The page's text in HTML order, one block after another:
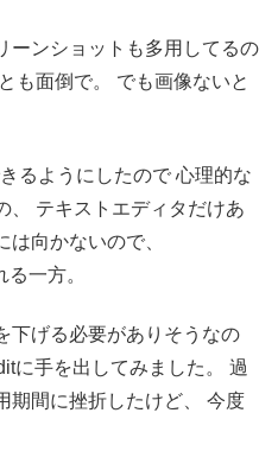
ーンショットも多用してるの
も面倒で。
でも画像ないと
るようにしたので 心理的な
テキストエディタだけあ
は向かないので、
一方。
下げる必要がありそうなの
に手を出してみました。
過
間に挫折したけど、
今度